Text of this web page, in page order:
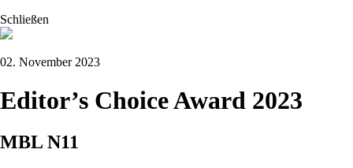
Schließen
02. November 2023
Editor’s Choice Award 2023
MBL N11